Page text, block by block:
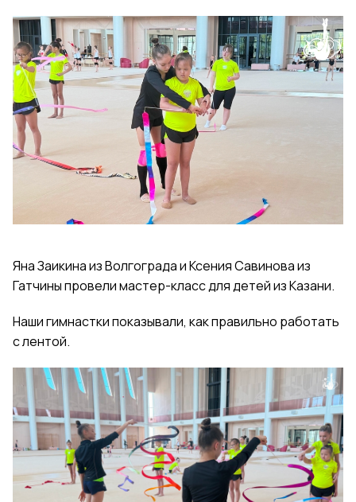
Яна Заикина из Волгограда и Ксения Савинова из
Гатчины провели мастер-класс для детей из Казани.
Наши гимнастки показывали, как правильно работать
с лентой.